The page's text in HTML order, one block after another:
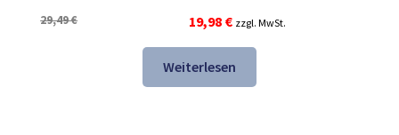
29,49€
Ursprünglicher
Preis
war:
29,49 €
19,98 €Aktueller
Preis
ist:
19,98 €.
zzgl. MwSt.
Weiterlesen